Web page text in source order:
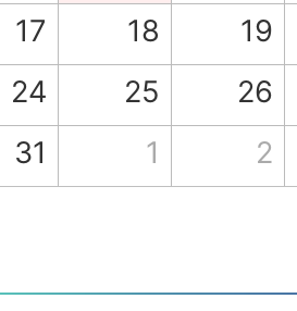
17 18
19
24 25
26
31 1 2